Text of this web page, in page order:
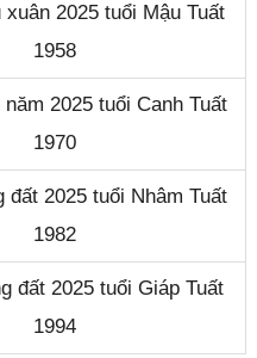
xuân 2025 tuổi Mậu Tuất
1958
2025 tuổi Canh Tuất
1970
đất 2025 tuổi Nhâm Tuất
1982
đất 2025 tuổi Giáp Tuất
1994